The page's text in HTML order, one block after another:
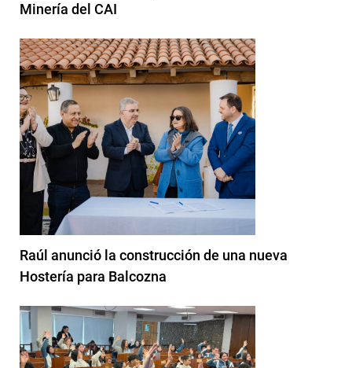
Minería del CAI
Raúl anunció la construcción de una nueva
Hostería para Balcozna